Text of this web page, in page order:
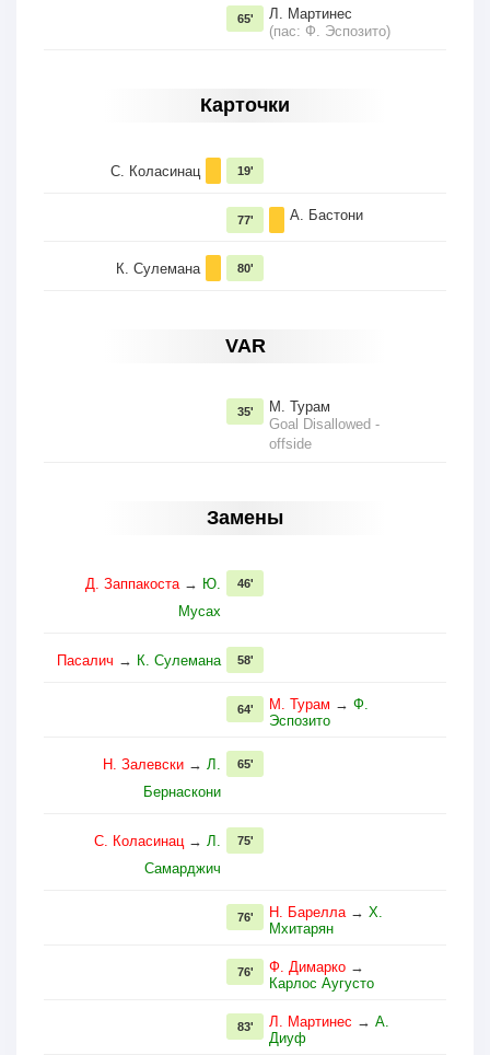
Л. Мартинес
(пас: Ф. Эспозито)
65'
Карточки
С. Коласинац 19'
А. Бастони
77'
К. Сулемана 80'
VAR
М. Турам
Goal Disallowed -
offside
35'
Замены
Д. Заппакоста→ Ю.
Мусах
46'
Пасалич → К. Сулемана 58'
М. Турам → Ф.
Эспозито
64'
Н. Залевски → Л.
Бернаскони
65'
С. Коласинац→ Л.
Самарджич
75'
Н. Барелла→ Х.
Мхитарян
76'
Ф. Димарко →
Карлос Аугусто
76'
Л. Мартинес → А.
Диуф
83'